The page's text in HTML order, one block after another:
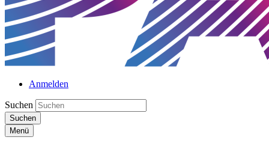
Anmelden
Suchen
Suchen
Menü